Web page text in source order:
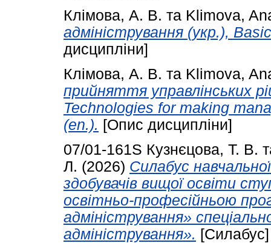
Клімова, А. В. та Klimova,
адміністрування (укр.),
дисципліни]
Клімова, А. В. та Klimova,
прийняття управлінських
Technologies for making
(en.). [Опис дисципліни]
07/01-161S Кузнєцова, Т. В.
Л. (2026) Силабус
здобувачів вищої освіти
освітньо-професійньою
адміністрування»
адміністрування». [Силабус]